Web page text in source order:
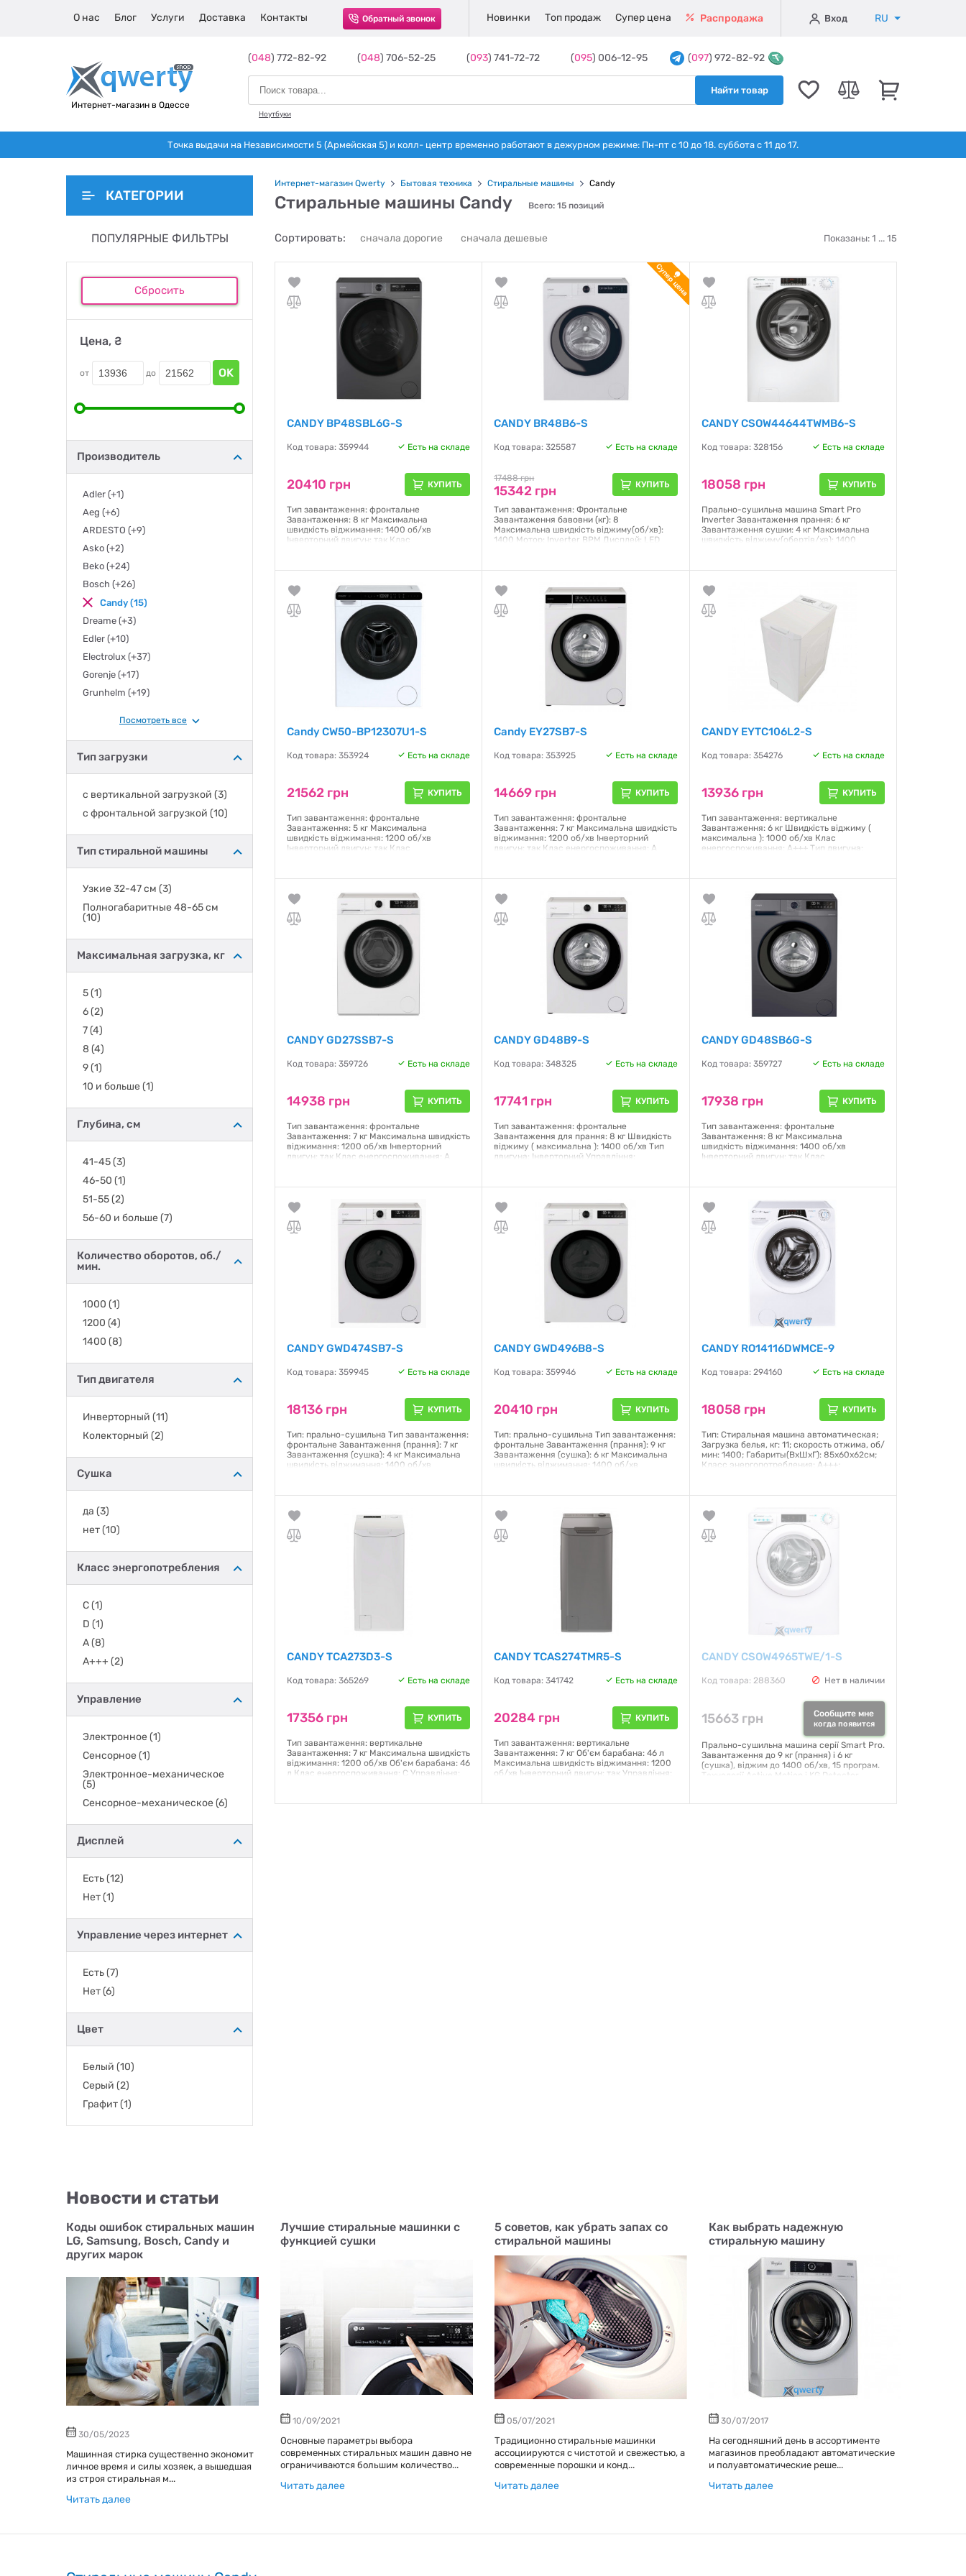
О нас Блог Услуги Доставка Контакты Обратный звонок Новинки Топ продаж Супер цена Распродажа Вход RU
Интернет-магазин в Одессе
(048) 772-82-92 (048) 706-52-25 (093) 741-72-72 (095) 006-12-95 (097) 972-82-92
Найти товар
Ноутбуки
Точка выдачи на Независимости 5 (Армейская 5) и колл- центр временно работают в дежурном режиме: Пн-пт с 10 до 18. суббота с 11 до 17.
КАТЕГОРИИ
ПОПУЛЯРНЫЕ ФИЛЬТРЫ
Сбросить
Цена, ₴
от до OK
Производитель
Adler (+1)
Aeg (+6)
ARDESTO (+9)
Asko (+2)
Beko (+24)
Bosch (+26)
Candy (15)
Dreame (+3)
Edler (+10)
Electrolux (+37)
Gorenje (+17)
Grunhelm (+19)
(+2)
Indesit(+11)
LG(+37)
Liberton(+6)
Liberty(+1)
MiJia(+1)
PRIME TECHNICS(+4)
Samsung
Smeg(+1)
Vestel
Whirlpool
Посмотреть все
Тип загрузки
с вертикальной загрузкой (3)
с фронтальной загрузкой (10)
Тип стиральной машины
Узкие 32-47 см (3)
Полногабаритные 48-65 см
(10)
Максимальная загрузка, кг
5(1)
6(2)
7(4)
8 (4)
9(1)
10 и больше(1)
Глубина, см
41-45(3)
46-50 (1)
51-55(2)
56-60 и больше(7)
Количество оборотов, об./
мин.
1000 (1)
1200 (4)
1400 (8)
Тип двигателя
Инверторный (11)
Колекторный (2)
Сушка
да (3)
нет(10)
Класс энергопотребления
C(1)
D (1)
A(8)
A+++ (2)
Управление
Электронное(1)
Сенсорное(1)
Электронное-механическое
(5)
Сенсорное-механическое(6)
Дисплей
Есть(12)
Нет(1)
Управление через интернет
Есть(7)
Нет(6)
Цвет
Белый (10)
Серый (2)
Графит(1)
Интернет-магазин Qwerty Бытовая техника Стиральные машины Candy
Стиральные машины Candy Всего: 15 позиций
Сортировать: сначала дорогие сначала дешевые Показаны: 1 ... 15
CANDY BP48SBL6G-S
Код товара: 359944 Есть на складе
20410 грн КУПИТЬ
Тип завантаження: фронтальне
Завантаження: 8 кг Максимальна
швидкість віджимання: 1400 об/хв
Інверторний двигун: так Клас
через додаток hOn Дисплей: LED Кількість
штучного інтелекту Silent Motion Габарити
(ВхШхГ): 85x59.5x48.9 см Колір: Графіт
12 месяцев
CANDY BR48B6-S
Код товара: 325587 Есть на складе
17488 грн
15342 грн КУПИТЬ
Тип завантаження: Фронтальне
Завантаження бавовни (кг): 8
Максимальна швидкість віджиму(об/хв):
1400 Мотор: Inverter BPM Дисплей: LED
Bluetooth Кількість програм: 16 Прання
85x59,5x53.2 см
Гарантия: 12 месяцев
CANDY CSOW44644TWMB6-S
Код товара: 328156 Есть на складе
18058 грн КУПИТЬ
Прально-сушильна машина Smart Pro
Inverter Завантаження прання: 6 кг
Завантаження сушки: 4 кг Максимальна
швидкість віджиму(обертів/хв): 1400
Габарити (ВхШхГ): 85x60x45 см Колір: білий
12 месяцев
Candy CW50-BP12307U1-S
Код товара: 353924 Есть на складе
21562 грн КУПИТЬ
Тип завантаження: фронтальне
Завантаження: 5 кг Максимальна
швидкість віджимання: 1200 об/хв
Інверторний двигун: так Клас
Bluetooth (додаток hOn) Дисплей: LED
Габарити (ВхШхГ): 70x51x42 см Колір: білий
Гарантия: 12 месяцев
Candy EY27SB7-S
Код товара: 353925 Есть на складе
14669 грн КУПИТЬ
Тип завантаження: фронтальне
Завантаження: 7 кг Максимальна швидкість
віджимання: 1200 об/хв Інверторний
двигун: так Клас енергоспоживання: A
Motion розпізнає рух барабана та
Габарити (ВхШхГ): 85x59.5x43.9 см Колір:
12 месяцев
CANDY EYTC106L2-S
Код товара: 354276 Есть на складе
13936 грн КУПИТЬ
Тип завантаження: вертикальне
Завантаження: 6 кг Швидкість віджиму (
максимальна ): 1000 об/хв Клас
енергоспоживання: A+++ Тип двигуна:
Відкладенний старт /(3/6/9 год) Габарити
12 месяцев
CANDY GD27SSB7-S
Код товара: 359726 Есть на складе
14938 грн КУПИТЬ
Тип завантаження: фронтальне
Завантаження: 7 кг Максимальна швидкість
віджимання: 1200 об/хв Інверторний
двигун: так Клас енергоспоживання: A
години) Функція пари: Так Функції Easy Iron:
Wash автоматично встановлює ідеальну
програму Габарити (ВхШхГ): 85x59.5x45 см
Колір: білий
12 месяцев
CANDY GD48B9-S
Код товара: 348325 Есть на складе
17741 грн КУПИТЬ
Тип завантаження: фронтальне
Завантаження для прання: 8 кг Швидкість
віджиму ( максимальна ): 1400 об/хв Тип
двигуна: Інверторний Управління:
85x59.5x60.1 см Вага нетто 63 кг Колір:
12 месяцев
CANDY GD48SB6G-S
Код товара: 359727 Есть на складе
17938 грн КУПИТЬ
Тип завантаження: фронтальне
Завантаження: 8 кг Максимальна
швидкість віджимання: 1400 об/хв
Інверторний двигун: так Клас
Кількість програм: 16 Відкладений старт:
Wash автоматично встановлює ідеальну
програму Габарити (ВхШхГ): 85x59.5x53.3
см Колір: сірий
12 месяцев
CANDY GWD474SB7-S
Код товара: 359945 Есть на складе
18136 грн КУПИТЬ
Тип: прально-сушильна Тип завантаження:
фронтальне Завантаження (прання): 7 кг
Завантаження (сушка): 4 кг Максимальна
швидкість віджимання: 1400 об/хв
Управління: механічне/електронне
Відкладений старт: Так (1-24 години)
Функція пари: Так Габарити (ВхШхГ):
85x59.5x51 см Колір: білий
CANDY GWD496B8-S
Код товара: 359946 Есть на складе
20410 грн КУПИТЬ
Тип: прально-сушильна Тип завантаження:
фронтальне Завантаження (прання): 9 кг
Завантаження (сушка): 6 кг Максимальна
швидкість віджимання: 1400 об/хв
механічне/електронне Дисплей: LED
парою Габарити (ВхШхГ): 85x59.5x60.1 см
12 месяцев
CANDY RO14116DWMCE-9
Код товара: 294160 Есть на складе
18058 грн КУПИТЬ
Тип: Cтиральная машина автоматическая;
Загрузка белья, кг: 11; скорость отжима, об/
мин: 1400; Габариты(ВхШхГ): 85x60x62см;
Класс энергопотребления: А+++;
стирка паром; Уровень шума (отжим):80 дБ
Гарантия: 12 месяцев
CANDY TCA273D3-S
Код товара: 365269 Есть на складе
17356 грн КУПИТЬ
Тип завантаження: вертикальне
Завантаження: 7 кг Максимальна швидкість
віджимання: 1200 об/хв Об'єм барабана: 46
л Клас енергоспоживання: C Управління:
LED Тип двигуна: Колекторний Кількість
CANDY TCAS274TMR5-S
Код товара: 341742 Есть на складе
20284 грн КУПИТЬ
Тип завантаження: вертикальне
Завантаження: 7 кг Об'єм барабана: 46 л
Максимальна швидкість віджимання: 1200
об/хв Інверторний двигун: так Управління:
LED Кількість програм: 17 шт. Прання паром:
CANDY CSOW4965TWE/1-S
Код товара: 288360 Нет в наличии
15663 грн Сообщите мне
когда появится
Прально-сушильна машина серії Smart Pro.
Завантаження до 9 кг (прання) і 6 кг
(сушка), віджим до 1400 об/хв, 15 програм.
Технології Active Motion і KG Detector
смартфона. Габарити (ВхШхГ): 89x60x58
Новости и статьи
Коды ошибок стиральных машин
LG, Samsung, Bosch, Candy и
других марок
30/05/2023
Машинная стирка существенно экономит
личное время и силы хозяек, а вышедшая
из строя стиральная м...
Читать далее
Лучшие стиральные машинки с
функцией сушки
10/09/2021
Основные параметры выбора
современных стиральных машин давно не
ограничиваются большим количество...
Читать далее
5 советов, как убрать запах со
стиральной машины
05/07/2021
Традиционно стиральные машинки
ассоциируются с чистотой и свежестью, а
современные порошки и конд...
Читать далее
Как выбрать надежную
стиральную машину
30/07/2017
На сегодняшний день в ассортименте
магазинов преобладают автоматические
и полуавтоматические реше...
Читать далее